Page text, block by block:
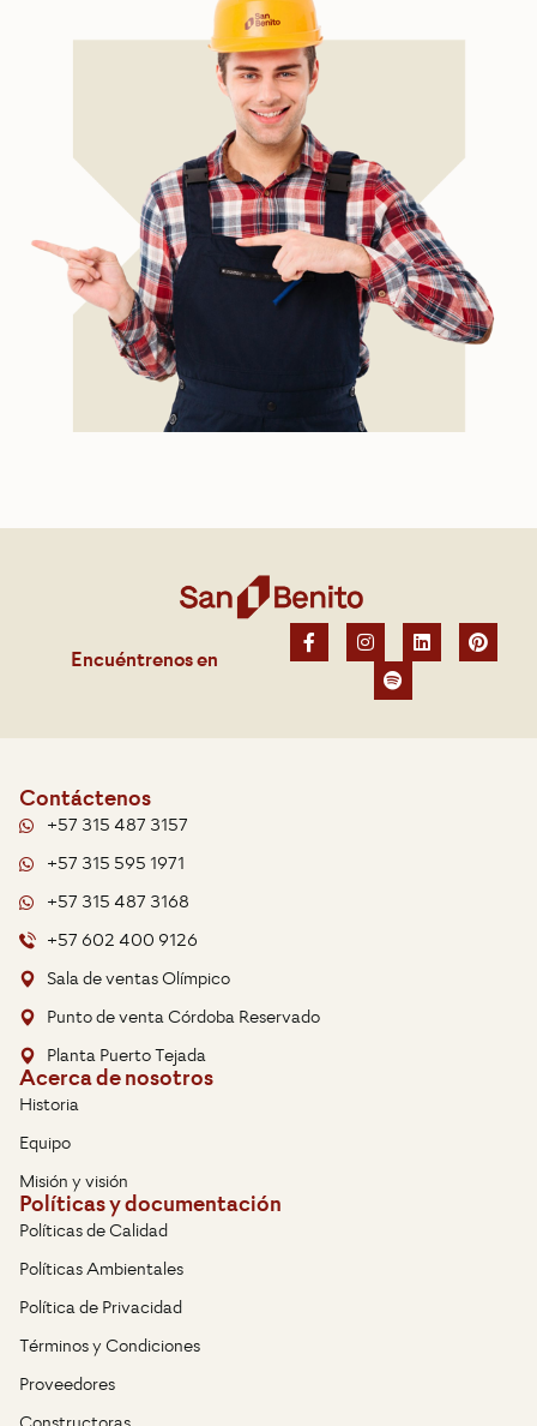
Encuéntrenos en
Contáctenos
+57 315 487 3157
+57 315 595 1971
+57 315 487 3168
+57 602 400 9126
Sala de ventas Olímpico
Punto de venta Córdoba Reservado
Planta Puerto Tejada
Acerca de nosotros
Historia
Equipo
Misión y visión
Políticas y documentación
Políticas de Calidad
Políticas Ambientales
Política de Privacidad
Términos y Condiciones
Proveedores